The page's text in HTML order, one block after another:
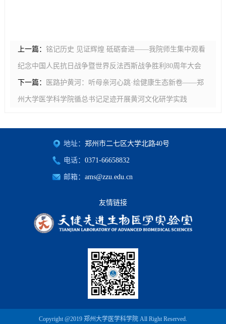
上一篇： 铭记历史 见证辉煌 砥砺奋进——我院师生集中观看
纪念中国人民抗日战争暨世界反法西斯战争胜利80周年大会
下一篇： 医路护黄河：听母亲河心跳·绘健康生态新卷——郑
州大学医学科学院循总书记足迹开展黄河文化研学实践
地址： 郑州市二七区大学北路40号
电话： 0371-66658832
邮箱： ams@zzu.edu.cn
友情链接
Copyright @2019 郑州大学医学科学院 All Right Reserved.